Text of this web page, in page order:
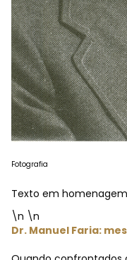
Fotografia
Texto em homenagem
\n \n
Dr. Manuel Faria: